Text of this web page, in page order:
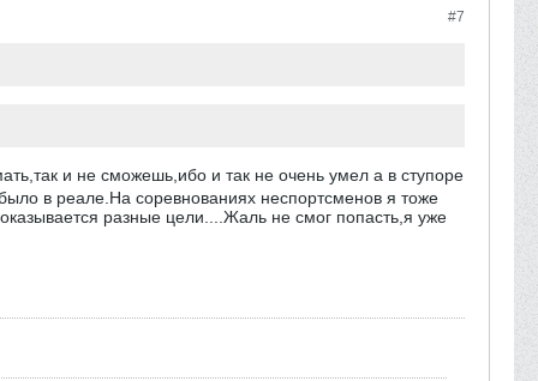
#7
и не сможешь,ибо и так не очень умел а в ступоре
в реале.На соревнованиях неспортсменов я тоже
разные цели....Жаль не смог попасть,я уже